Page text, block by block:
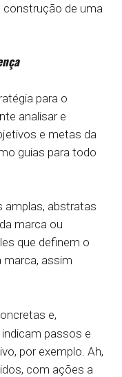
de uma
para o
analisar e
e metas da
guias para todo
amplas, abstratas
marca ou
que definem o
marca, assim
e,
indicam passos e
por exemplo. Ah,
com ações a